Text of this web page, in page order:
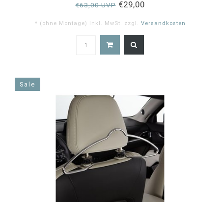
€63,00 UVP€29,00
* (ohne Montage) Inkl. MwSt. zzgl. Versandkosten
Sale